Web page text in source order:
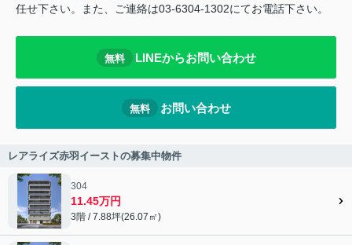
任せ下さい。また、ご連絡は03-6304-1302にてお電話下さい。
無料 LINEからお問い合わせ
無料 お問い合わせ
レアライズ赤羽イーストの募集中物件
304
11.45万円
3階 / 7.88坪(26.07㎡)